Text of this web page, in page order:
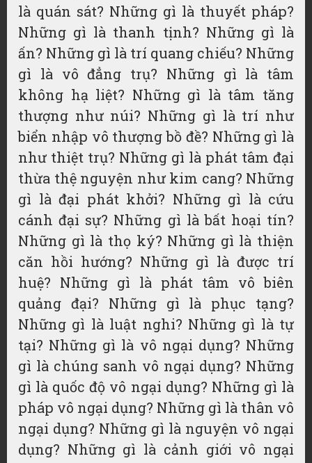
là quán sát? Những gì là thuyết pháp?
Những gì là thanh tịnh? Những gì là
ấn? Những gì là trí quang chiếu? Những
gì là vô đẳng trụ? Những gì là tâm
không hạ liệt? Những gì là tâm tăng
thượng như núi? Những gì là trí như
biển nhập vô thượng bồ đề? Những gì là
như thiệt trụ? Những gì là phát tâm đại
thừa thệ nguyện như kim cang? Những
gì là đại phát khởi? Những gì là cứu
cánh đại sự? Những gì là bất hoại tín?
Những gì là thọ ký? Những gì là thiện
căn hồi hướng? Những gì là được trí
huệ? Những gì là phát tâm vô biên
quảng đại? Những gì là phục tạng?
Những gì là luật nghi? Những gì là tự
tại? Những gì là vô ngại dụng? Những
gì là chúng sanh vô ngại dụng? Những
gì là quốc độ vô ngại dụng? Những gì là
pháp vô ngại dụng? Những gì là thân vô
ngại dụng? Những gì là nguyện vô ngại
dụng? Những gì là cảnh giới vô ngại